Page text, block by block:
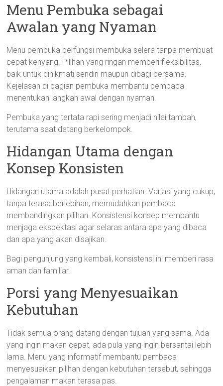
Menu Pembuka sebagai
Awalan yang Nyaman
Menu pembuka berfungsi membuka selera tanpa membuat
cepat kenyang. Pilihan yang ringan memberi fleksibilitas,
baik untuk dinikmati sendiri maupun dibagi bersama.
Kejelasan di bagian pembuka membantu pembaca
menentukan langkah awal dengan nyaman.
Pembuka yang tertata rapi sering menjadi nilai tambah,
terutama saat datang berkelompok.
Hidangan Utama dengan
Konsep Konsisten
Hidangan utama adalah pusat perhatian. Variasi yang cukup,
tanpa terasa berlebihan, memudahkan pembaca
membandingkan pilihan. Konsistensi konsep membantu
menjaga ekspektasi agar selaras antara apa yang dibaca
dan apa yang akan disajikan.
Bagi pengunjung yang kembali, konsistensi ini memberi rasa
aman dan familiar.
Porsi yang Menyesuaikan
Kebutuhan
Tidak semua orang datang dengan tujuan yang sama. Ada
yang ingin makan cepat, ada pula yang ingin bersantai lebih
lama. Menu yang informatif membantu pembaca
menyesuaikan pilihan dengan kebutuhan tersebut, sehingga
pengalaman makan terasa pas.